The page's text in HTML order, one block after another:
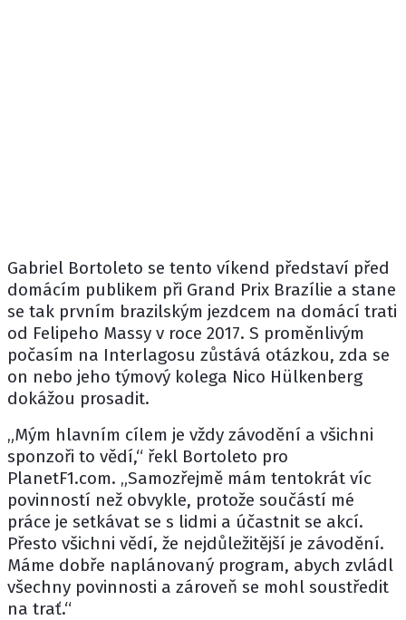
Gabriel Bortoleto se tento víkend představí před
domácím publikem při Grand Prix Brazílie a stane
se tak prvním brazilským jezdcem na domácí trati
od Felipeho Massy v roce 2017. S proměnlivým
počasím na Interlagosu zůstává otázkou, zda se
on nebo jeho týmový kolega Nico Hülkenberg
dokážou prosadit.
„Mým hlavním cílem je vždy závodění a všichni
sponzoři to vědí,“ řekl Bortoleto pro
PlanetF1.com. „Samozřejmě mám tentokrát víc
povinností než obvykle, protože součástí mé
práce je setkávat se s lidmi a účastnit se akcí.
Přesto všichni vědí, že nejdůležitější je závodění.
Máme dobře naplánovaný program, abych zvládl
všechny povinnosti a zároveň se mohl soustředit
na trať.“